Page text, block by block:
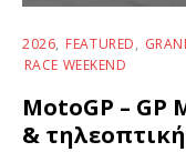
2026 FEATURED
RACE WEEKEND
MotoGP – GP
&